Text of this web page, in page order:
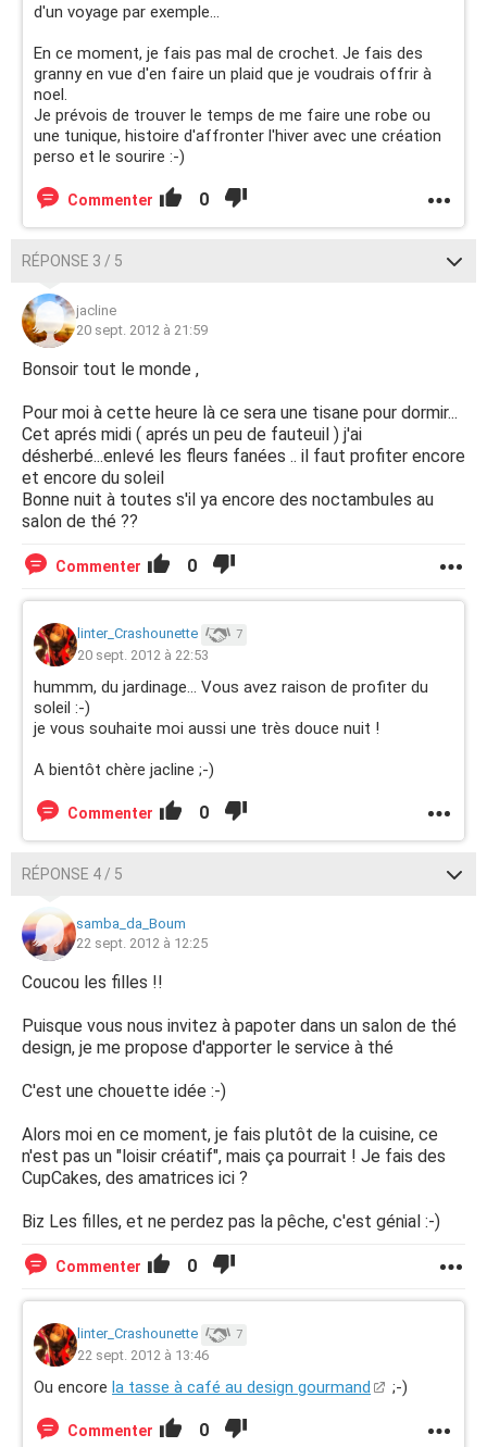
d'un voyage par exemple...
En ce moment, je fais pas mal de crochet. Je fais des
granny en vue d'en faire un plaid que je voudrais offrir à
noel.
Je prévois de trouver le temps de me faire une robe ou
une tunique, histoire d'affronter l'hiver avec une création
perso et le sourire :-)
Commenter 0
RÉPONSE 3 / 5
jacline
20 sept. 2012 à 21:59
Bonsoir tout le monde ,
Pour moi à cette heure là ce sera une tisane pour dormir...
Cet aprés midi ( aprés un peu de fauteuil ) j'ai
désherbé...enlevé les fleurs fanées .. il faut profiter encore
et encore du soleil
Bonne nuit à toutes s'il ya encore des noctambules au
salon de thé ??
Commenter 0
linter_Crashounette 7
20 sept. 2012 à 22:53
hummm, du jardinage... Vous avez raison de profiter du
soleil :-)
je vous souhaite moi aussi une très douce nuit !
A bientôt chère jacline ;-)
Commenter 0
RÉPONSE 4 / 5
samba_da_Boum
22 sept. 2012 à 12:25
Coucou les filles !!
Puisque vous nous invitez à papoter dans un salon de thé
design, je me propose d'apporter le service à thé
C'est une chouette idée :-)
Alors moi en ce moment, je fais plutôt de la cuisine, ce
n'est pas un "loisir créatif", mais ça pourrait ! Je fais des
CupCakes, des amatrices ici ?
Biz Les filles, et ne perdez pas la pêche, c'est génial :-)
Commenter 0
linter_Crashounette 7
22 sept. 2012 à 13:46
Ou encore la tasse à café au design gourmand ;-)
Commenter 0